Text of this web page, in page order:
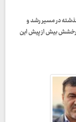
در مسیر رشد و
درخشش بیش از پیش این